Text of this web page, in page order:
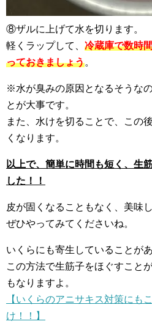
⑧ザルに上げて水を切ります。
軽くラップして、 冷蔵庫で数時
っておきましょう。
※水が臭みの原因となるそうな
とが大事です。
また、水けを切ることで、この
くなります。
以上で、簡単に時間も短く、生
した！！
皮が固くなることもなく、美味
ぜひやってみてくださいね。
いくらにも寄生していることが
この方法で生筋子をほぐすこと
もなりますよ。
【いくらのアニサキス対策にも
け！！】